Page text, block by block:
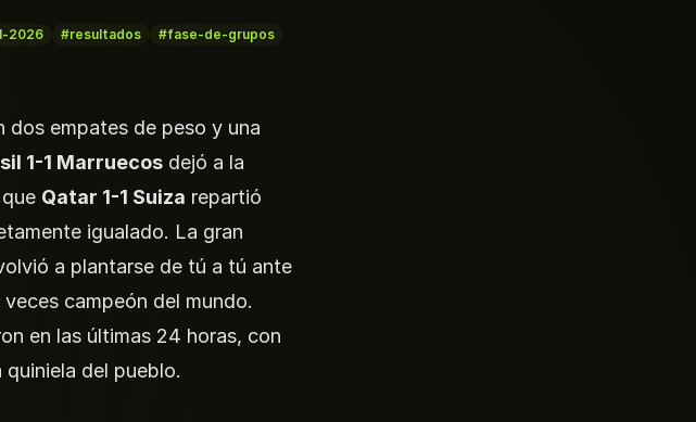
2026 #resultados
#fase-de-grupos
dos empates de peso y una
1-1 Marruecos dejó a la
Qatar 1-1 Suiza repartió
igualado. La gran
a plantarse de tú a tú ante
campeón del mundo.
en las últimas 24 horas, con
del pueblo.